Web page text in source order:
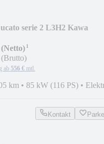
serie 2 L3H2 Kawa
(Netto)¹
ab 556 € mtl.
km • 85 kW (116 PS) •
Kontakt